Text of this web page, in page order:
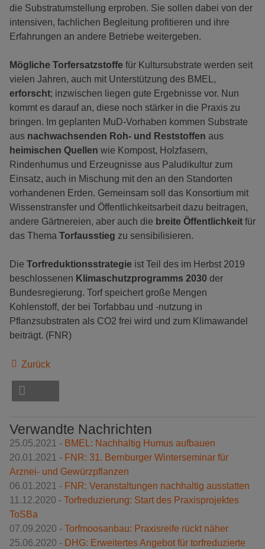
die Substratumstellung erproben. Sie sollen dabei von der
intensiven, fachlichen Begleitung profitieren und ihre
Erfahrungen an andere Betriebe weitergeben.
Mögliche Torfersatzstoffe für Kultursubstrate werden seit
vielen Jahren, auch mit Unterstützung des BMEL,
erforscht; inzwischen liegen gute Ergebnisse vor. Nun
kommt es darauf an, diese noch stärker in die Praxis zu
bringen. Im geplanten MuD-Vorhaben kommen Substrate
aus nachwachsenden Roh- und Reststoffen aus
heimischen Quellen wie Kompost, Holzfasern,
Rindenhumus und Erzeugnisse aus Paludikultur zum
Einsatz, auch in Mischung mit den an den Standorten
vorhandenen Erden. Gemeinsam soll das Konsortium mit
Wissenstransfer und Öffentlichkeitsarbeit dazu beitragen,
andere Gärtnereien, aber auch die breite Öffentlichkeit für
das Thema Torfausstieg zu sensibilisieren.
Die Torfreduktionsstrategie ist Teil des im Herbst 2019
beschlossenen Klimaschutzprogramms 2030 der
Bundesregierung. Torf speichert große Mengen
Kohlenstoff, der bei Torfabbau und -nutzung in
Pflanzsubstraten als CO2 frei wird und zum Klimawandel
beiträgt. (FNR)
Zurück
Verwandte Nachrichten
25.05.2021 - BMEL: Nachhaltig Humus aufbauen
20.01.2021 - FNR: 31. Bernburger Winterseminar für
Arznei- und Gewürzpflanzen
06.01.2021 - FNR: Veranstaltungen nachhaltig ausstatten
11.12.2020 - Torfreduzierung: Start des Praxisprojektes
ToSBa
07.09.2020 - Torfmoosanbau: Praxisreife rückt näher
25.06.2020 - DHG: Erweitertes Angebot für torfreduzierte